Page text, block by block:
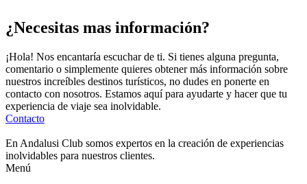
¿Necesitas mas información?
¡Hola! Nos encantaría escuchar de ti. Si tienes alguna pregunta,
comentario o simplemente quieres obtener más información sobre
nuestros increíbles destinos turísticos, no dudes en ponerte en
contacto con nosotros. Estamos aquí para ayudarte y hacer que tu
experiencia de viaje sea inolvidable.
Contacto
En Andalusi Club somos expertos en la creación de experiencias
inolvidables para nuestros clientes.
Menú